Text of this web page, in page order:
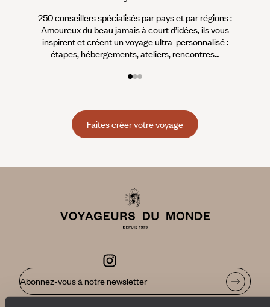
250 conseillers spécialisés par pays et par régions :
Amoureux du beau jamais à court d’idées, ils vous
inspirent et créent un voyage ultra-personnalisé :
étapes, hébergements, ateliers, rencontres…
Faites créer votre voyage
Abonnez-vous à notre newsletter